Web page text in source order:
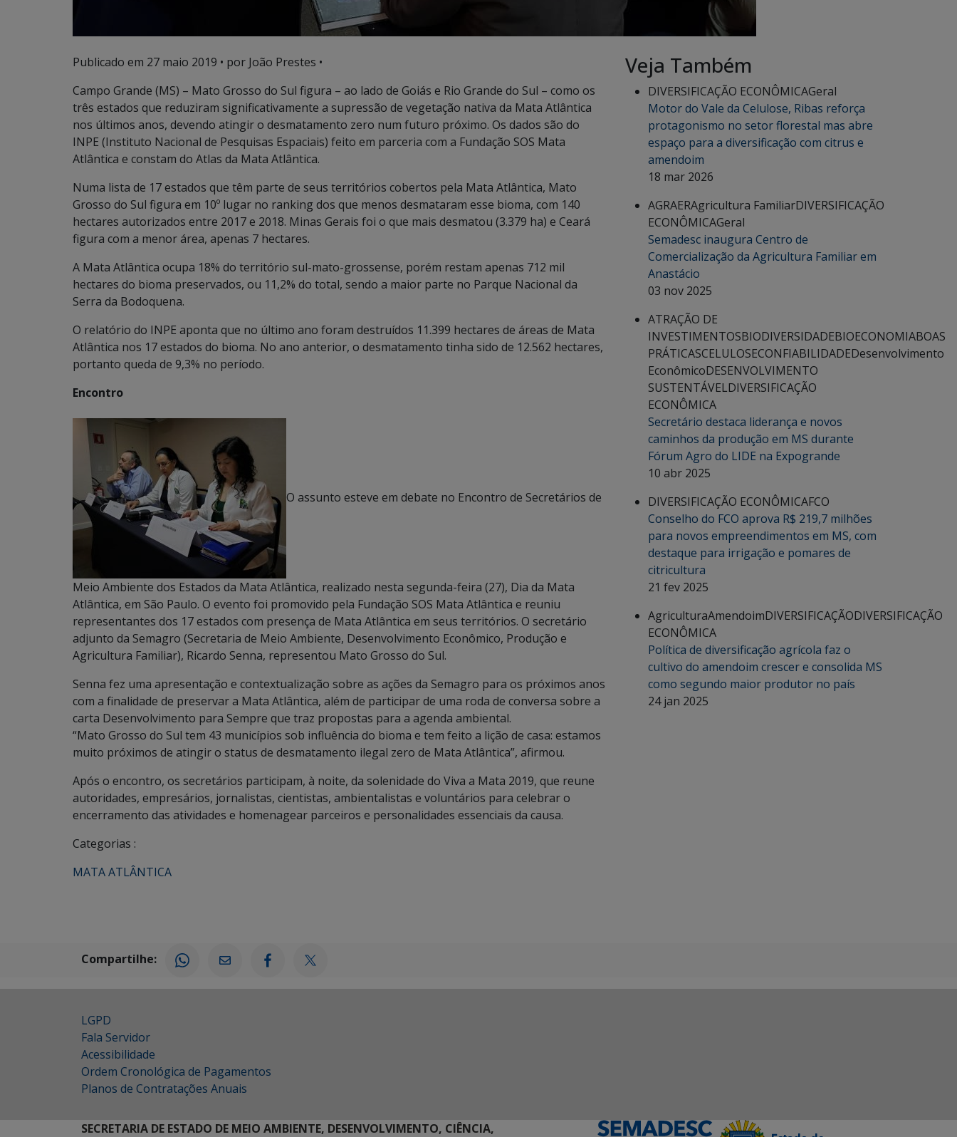
Publicado em 27 maio 2019 • por João Prestes •
Campo Grande (MS) – Mato Grosso do Sul figura – ao lado de Goiás e Rio Grande do Sul – como os
três estados que reduziram significativamente a supressão de vegetação nativa da Mata Atlântica
nos últimos anos, devendo atingir o desmatamento zero num futuro próximo. Os dados são do
INPE (Instituto Nacional de Pesquisas Espaciais) feito em parceria com a Fundação SOS Mata
Atlântica e constam do Atlas da Mata Atlântica.
Numa lista de 17 estados que têm parte de seus territórios cobertos pela Mata Atlântica, Mato
Grosso do Sul figura em 10º lugar no ranking dos que menos desmataram esse bioma, com 140
hectares autorizados entre 2017 e 2018. Minas Gerais foi o que mais desmatou (3.379 ha) e Ceará
figura com a menor área, apenas 7 hectares.
A Mata Atlântica ocupa 18% do território sul-mato-grossense, porém restam apenas 712 mil
hectares do bioma preservados, ou 11,2% do total, sendo a maior parte no Parque Nacional da
Serra da Bodoquena.
O relatório do INPE aponta que no último ano foram destruídos 11.399 hectares de áreas de Mata
Atlântica nos 17 estados do bioma. No ano anterior, o desmatamento tinha sido de 12.562 hectares,
portanto queda de 9,3% no período.
Encontro
O assunto esteve em debate no Encontro de Secretários de
Meio Ambiente dos Estados da Mata Atlântica, realizado nesta segunda-feira (27), Dia da Mata
Atlântica, em São Paulo. O evento foi promovido pela Fundação SOS Mata Atlântica e reuniu
representantes dos 17 estados com presença de Mata Atlântica em seus territórios. O secretário
adjunto da Semagro (Secretaria de Meio Ambiente, Desenvolvimento Econômico, Produção e
Agricultura Familiar), Ricardo Senna, representou Mato Grosso do Sul.
Senna fez uma apresentação e contextualização sobre as ações da Semagro para os próximos anos
com a finalidade de preservar a Mata Atlântica, além de participar de uma roda de conversa sobre a
carta Desenvolvimento para Sempre que traz propostas para a agenda ambiental.
“Mato Grosso do Sul tem 43 municípios sob influência do bioma e tem feito a lição de casa: estamos
muito próximos de atingir o status de desmatamento ilegal zero de Mata Atlântica”, afirmou.
Após o encontro, os secretários participam, à noite, da solenidade do Viva a Mata 2019, que reune
autoridades, empresários, jornalistas, cientistas, ambientalistas e voluntários para celebrar o
encerramento das atividades e homenagear parceiros e personalidades essenciais da causa.
Categorias :
MATA ATLÂNTICA
Veja Também
DIVERSIFICAÇÃO ECONÔMICAGeral
Motor do Vale da Celulose, Ribas reforça
protagonismo no setor florestal mas abre
espaço para a diversificação com citrus e
amendoim
18 mar 2026
AGRAERAgricultura FamiliarDIVERSIFICAÇÃO
ECONÔMICAGeral
Semadesc inaugura Centro de
Comercialização da Agricultura Familiar em
Anastácio
03 nov 2025
ATRAÇÃO DE
INVESTIMENTOSBIODIVERSIDADEBIOECONOMIABOAS
PRÁTICASCELULOSECONFIABILIDADEDesenvolvimento
EconômicoDESENVOLVIMENTO
SUSTENTÁVELDIVERSIFICAÇÃO
ECONÔMICA
Secretário destaca liderança e novos
caminhos da produção em MS durante
Fórum Agro do LIDE na Expogrande
10 abr 2025
DIVERSIFICAÇÃO ECONÔMICAFCO
Conselho do FCO aprova R$ 219,7 milhões
para novos empreendimentos em MS, com
destaque para irrigação e pomares de
citricultura
21 fev 2025
AgriculturaAmendoimDIVERSIFICAÇÃODIVERSIFICAÇÃO
ECONÔMICA
Política de diversificação agrícola faz o
cultivo do amendoim crescer e consolida MS
como segundo maior produtor no país
24 jan 2025
Compartilhe:
LGPD
Fala Servidor
Acessibilidade
Ordem Cronológica de Pagamentos
Planos de Contratações Anuais
SECRETARIA DE ESTADO DE MEIO AMBIENTE, DESENVOLVIMENTO, CIÊNCIA,